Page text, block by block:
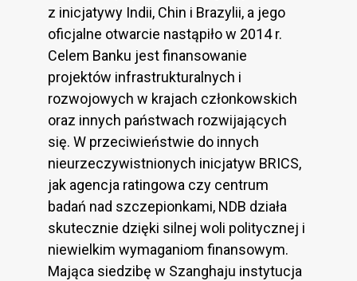
z inicjatywy Indii, Chin i Brazylii, a jego
oficjalne otwarcie nastąpiło w 2014 r.
Celem Banku jest finansowanie
projektów infrastrukturalnych i
rozwojowych w krajach członkowskich
oraz innych państwach rozwijających
się. W przeciwieństwie do innych
nieurzeczywistnionych inicjatyw BRICS,
jak agencja ratingowa czy centrum
badań nad szczepionkami, NDB działa
skutecznie dzięki silnej woli politycznej i
niewielkim wymaganiom finansowym.
Mająca siedzibę w Szanghaju instytucja